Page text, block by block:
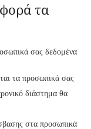
τα
σας δεδομένα
τα προσωπικά σας
διάστημα θα
στα προσωπικά